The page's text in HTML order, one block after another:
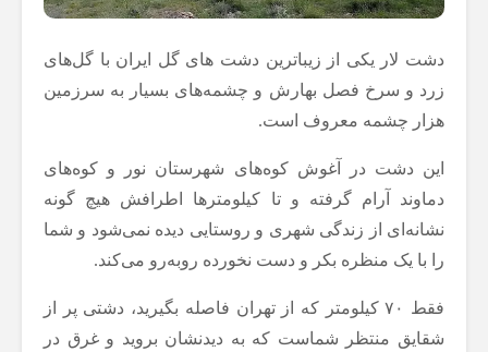
دشت لار یکی از زیباترین دشت های گل ایران با گل‌های
زرد و سرخ فصل بهارش و چشمه‌های بسیار به سرزمین
هزار چشمه معروف است.
این دشت در آغوش کوه‌های شهرستان نور و کوه‌های
دماوند آرام گرفته و تا کیلومترها اطرافش هیچ گونه
نشانه‌ای از زندگی شهری و روستایی دیده نمی‌شود و شما
را با یک منظره بکر و دست نخورده روبه‌رو می‌کند.
فقط ۷۰ کیلومتر که از تهران فاصله بگیرید، دشتی پر از
شقایق منتظر شماست که به دیدنشان بروید و غرق در